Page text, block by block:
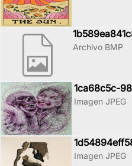
Archivo BMP
1ca68c5c-
Imagen JPEG
Imagen JPEG